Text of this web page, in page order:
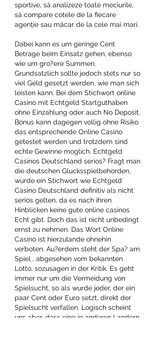
sportive, să analizeze toate meciurile,
să compare cotele de la fiecare
agenție sau măcar de la cele mai mari.
Dabei kann es um geringe Cent
Betrage beim Einsatz gehen, ebenso
wie um gro?ere Summen.
Grundsatzlich sollte jedoch stets nur so
viel Geld gesetzt werden, wie man sich
leisten kann. Bei dem Stichwort online
Casino mit Echtgeld Startguthaben
ohne Einzahlung oder auch No Deposit
Bonus kann dagegen vollig ohne Risiko
das entsprechende Online Casino
getestet werden und trotzdem sind
echte Gewinne moglich. Echtgeld
Casinos Deutschland serios? Fragt man
die deutschen Glucksspielbehorden,
wurde ein Stichwort wie Echtgeld
Casino Deutschland definitiv als nicht
serios gelten, da es nach ihren
Hinblicken keine gute online casinos
Echt gibt. Doch das ist nicht unbedingt
ernst zu nehmen. Das Wort Online
Casino ist hierzulande ohnehin
verboten. Au?erdem steht der Spa? am
Spiel , abgesehen vom bekannten
Lotto, sozusagen in der Kritik. Es geht
immer nur um die Vermeidung von
Spielsucht, so als wurde jeder, der ein
paar Cent oder Euro setzt, direkt der
Spielsucht verfallen. Logisch scheint
uns aber, dass eine in anderen Landern